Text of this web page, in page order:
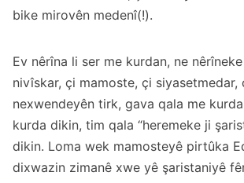
bike mirovên medenî(!).
Ev nêrîna li ser me kurdan, ne
nivîskar, çi mamoste, çi siyasetmedar,
nexwendeyên tirk, gava qala me
kurda dikin, tim qala “heremeke ji
dikin. Loma wek mamosteyê pirtûka
dixwazin zimanê xwe yê şaristaniyê